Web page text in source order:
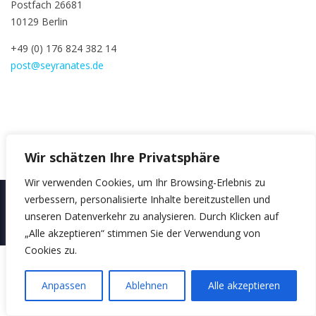
Wir schätzen Ihre Privatsphäre
Wir verwenden Cookies, um Ihr Browsing-Erlebnis zu
verbessern, personalisierte Inhalte bereitzustellen und
unseren Datenverkehr zu analysieren. Durch Klicken auf
„Alle akzeptieren“ stimmen Sie der Verwendung von
Cookies zu.
Anpassen Ablehnen Alle akzeptieren
Postfach 26681
10129 Berlin
+49 (0) 176 824 382 14
post@seyranates.de
Copyright © 2026Seyran Ateş. Alle Rechte vorbehalten. ThemeSuffice
ThemeGrill. Powered by:WordPress.
Kontakt
Impressum Datenschutz